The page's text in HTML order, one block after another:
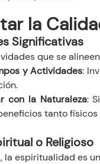
la
Significativas
que se
y Actividades:
con la Naturaleza:
tanto físicos
o Religioso
la espiritualidad es